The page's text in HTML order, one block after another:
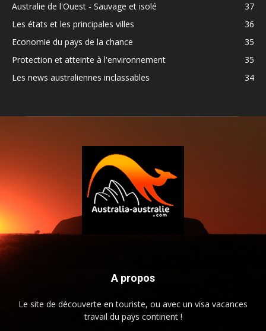
Australie de l'Ouest - Sauvage et isolé
37
Les états et les principales villes
36
Economie du pays de la chance
35
Protection et atteinte à l'environnement
35
Les news australiennes inclassables
34
A propos
Le site de découverte en touriste, ou avec un visa vacances
travail du pays continent !